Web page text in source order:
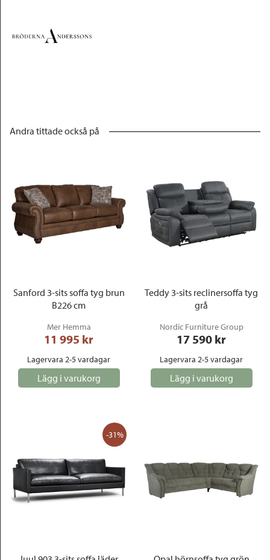
Andra tittade också på
Sanford 3-sits soffa tyg brun
B226 cm
Mer Hemma
11 995 kr
Lagervara 2-5 vardagar
Lägg i varukorg
Teddy 3-sits reclinersoffa tyg
grå
Nordic Furniture Group
17 590 kr
Lagervara 2-5 vardagar
Lägg i varukorg
-31%